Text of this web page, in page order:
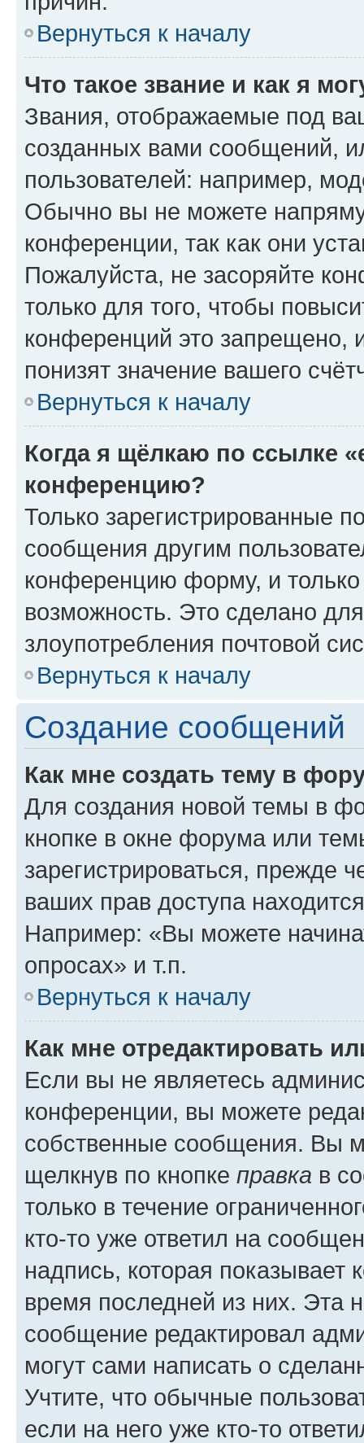
Вернуться к началу
Что такое звание и как я
Звания, отображаемые под
созданных вами сообщений,
пользователей: например,
Обычно вы не можете
конференции, так как они
Пожалуйста, не засоряйте
только для того, чтобы
конференций это запрещено,
понизят значение вашего
Вернуться к началу
Когда я щёлкаю по ссылке
конференцию?
Только зарегистрированные
сообщения другим
конференцию форму, и
возможность. Это сделано
злоупотребления почтовой
Вернуться к началу
Создание сообщений
Как мне создать тему в
Для создания новой темы в
кнопке в окне форума или
зарегистрироваться, прежде
ваших прав доступа
Например: «Вы можете
опросах» и т.п.
Вернуться к началу
Как мне отредактировать
Если вы не являетесь
конференции, вы можете
собственные сообщения. Вы
щелкнув по кнопке правка в
только в течение
кто-то уже ответил на
надпись, которая показывает
время последней из них. Эта
сообщение редактировал
могут сами написать о
Учтите, что обычные
если на него уже кто-то